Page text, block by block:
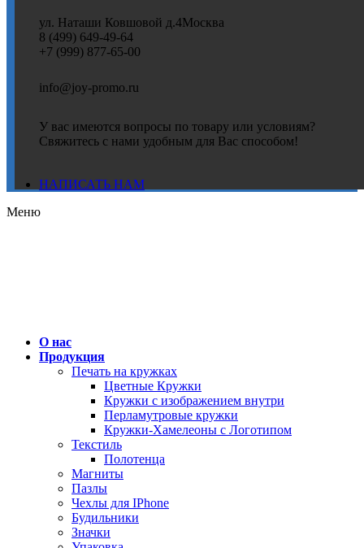
ул. Наташи Ковшовой д.4Москва
8 (499) 649-49-64
+7 (999) 877-65-00
info@joy-promo.ru
У вас имеются вопросы по товару или условиям?
Свяжитесь с нами удобным для Вас способом!
НАПИСАТЬ НАМ
Меню
О нас
Продукция
Печать на кружках
Цветные Кружки
Кружки с изображением внутри
Перламутровые кружки
Кружки-Хамелеоны с Логотипом
Текстиль
Полотенца
Магниты
Пазлы
Чехлы для IPhone
Будильники
Значки